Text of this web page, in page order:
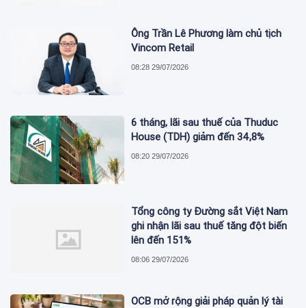
Ông Trần Lê Phương làm chủ tịch
Vincom Retail
08:28 29/07/2026
6 tháng, lãi sau thuế của Thuduc
House (TDH) giảm đến 34,8%
08:20 29/07/2026
Tổng công ty Đường sắt Việt Nam
ghi nhận lãi sau thuế tăng đột biến
lên đến 151%
08:06 29/07/2026
OCB mở rộng giải pháp quản lý tài